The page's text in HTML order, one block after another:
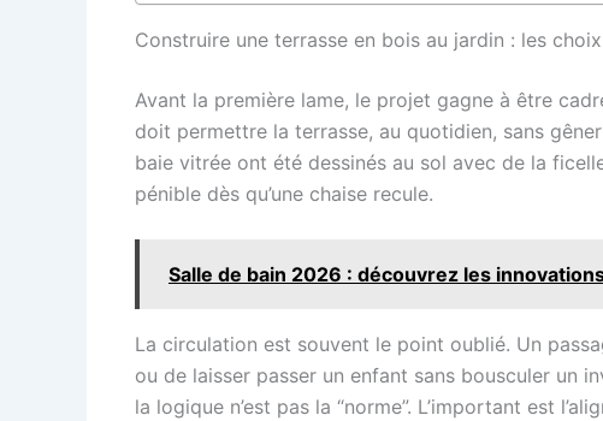
Construire une terrasse en bois au jardin : les
Avant la première lame, le projet gagne à être
doit permettre la terrasse, au quotidien, sans
baie vitrée ont été dessinés au sol avec de la
pénible dès qu’une chaise recule.
Salle de bain 2026 : découvrez les
La circulation est souvent le point oublié. Un
ou de laisser passer un enfant sans bousculer un
la logique n’est pas la “norme”. L’important est